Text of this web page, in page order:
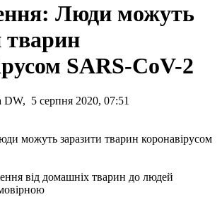
Люди можуть
тварин
SARS-CoV-2
DW, 5 серпня 2020, 07:51
від домашніх тварин до людей